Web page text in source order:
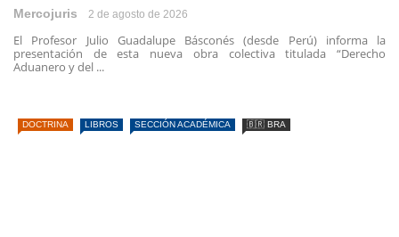
Mercojuris 2 de agosto de 2026
El Profesor Julio Guadalupe Básconés (desde Perú) informa la
presentación de esta nueva obra colectiva titulada “Derecho
Aduanero y del ...
DOCTRINA LIBROS SECCIÓN ACADÉMICA 🇧🇷 BRA